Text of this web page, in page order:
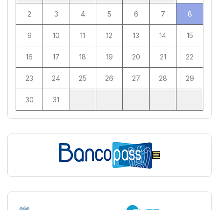
2 3 4 5 6 7 8
9 10 11 12 13 14 15
16 17 18 19 20 21 22
23 24 25 26 27 28 29
30 31